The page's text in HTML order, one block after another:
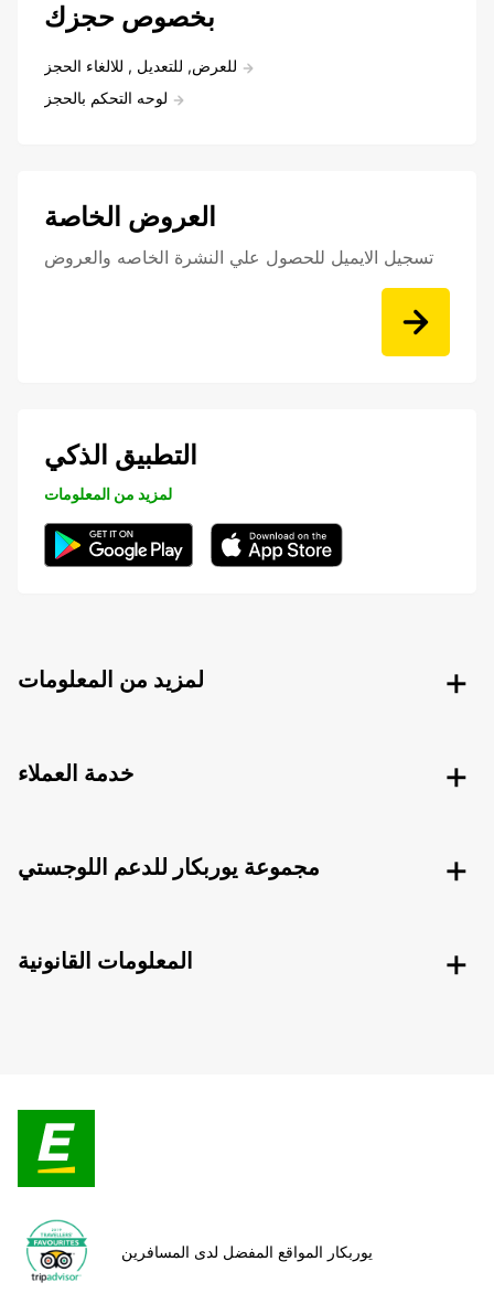
بخصوص حجزك
للعرض, للتعديل , للالغاء الحجز
لوحه التحكم بالحجز
العروض الخاصة
تسجيل الايميل للحصول علي النشرة الخاصه والعروض
التطبيق الذكي
لمزيد من المعلومات
لمزيد من المعلومات
خدمة العملاء
مجموعة يوربكار للدعم اللوجستي
المعلومات القانونية
يوربكار المواقع المفضل لدى المسافرين